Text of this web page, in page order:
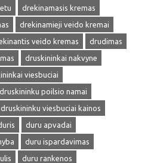
drekinamasis kremas
drekinamieji veido kremai
veido kremas
drudimas
druskininkai nakvyne
viesbuciai
druskininku poilsio namai
druskininku viesbuciai kainos
duru apvadai
duru ispardavimas
duru rankenos